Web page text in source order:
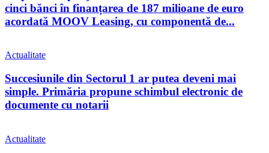
cinci bănci în finanțarea de 187 milioane de euro
acordată MOOV Leasing, cu componentă de...
Actualitate
Succesiunile din Sectorul 1 ar putea deveni mai
simple. Primăria propune schimbul electronic de
documente cu notarii
Actualitate